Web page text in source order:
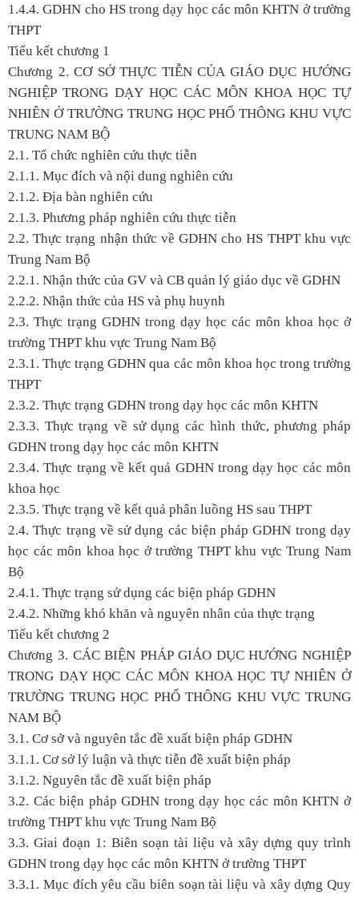
1.4.4. GDHN cho HS trong dạy học các môn KHTN ở trường
THPT
Tiểu kết chương 1
Chương 2. CƠ SỞ THỰC TIỄN CỦA GIÁO DỤC HƯỚNG
NGHIỆP TRONG DẠY HỌC CÁC MÔN KHOA HỌC TỰ
NHIÊN Ở TRƯỜNG TRUNG HỌC PHỔ THÔNG KHU VỰC
TRUNG NAM BỘ
2.1. Tổ chức nghiên cứu thực tiễn
2.1.1. Mục đích và nội dung nghiên cứu
2.1.2. Địa bàn nghiên cứu
2.1.3. Phương pháp nghiên cứu thực tiễn
2.2. Thực trạng nhận thức về GDHN cho HS THPT khu vực
Trung Nam Bộ
2.2.1. Nhận thức của GV và CB quản lý giáo dục về GDHN
2.2.2. Nhận thức của HS và phụ huynh
2.3. Thực trạng GDHN trong dạy học các môn khoa học ở
trường THPT khu vực Trung Nam Bộ
2.3.1. Thực trạng GDHN qua các môn khoa học trong trường
THPT
2.3.2. Thực trạng GDHN trong dạy học các môn KHTN
2.3.3. Thực trạng về sử dụng các hình thức, phương pháp
GDHN trong dạy học các môn KHTN
2.3.4. Thực trạng về kết quả GDHN trong dạy học các môn
khoa học
2.3.5. Thực trạng về kết quả phân luồng HS sau THPT
2.4. Thực trạng về sử dụng các biện pháp GDHN trong dạy
học các môn khoa học ở trường THPT khu vực Trung Nam
Bộ
2.4.1. Thực trạng sử dụng các biện pháp GDHN
2.4.2. Những khó khăn và nguyên nhân của thực trạng
Tiểu kết chương 2
Chương 3. CÁC BIỆN PHÁP GIÁO DỤC HƯỚNG NGHIỆP
TRONG DẠY HỌC CÁC MÔN KHOA HỌC TỰ NHIÊN Ở
TRƯỜNG TRUNG HỌC PHỔ THÔNG KHU VỰC TRUNG
NAM BỘ
3.1. Cơ sở và nguyên tắc đề xuất biện pháp GDHN
3.1.1. Cơ sở lý luận và thực tiễn đề xuất biện pháp
3.1.2. Nguyên tắc đề xuất biện pháp
3.2. Các biện pháp GDHN trong dạy học các môn KHTN ở
trường THPT khu vực Trung Nam Bộ
3.3. Giai đoạn 1: Biên soạn tài liệu và xây dựng quy trình
GDHN trong dạy học các môn KHTN ở trường THPT
3.3.1. Mục đích yêu cầu biên soạn tài liệu và xây dựng Quy